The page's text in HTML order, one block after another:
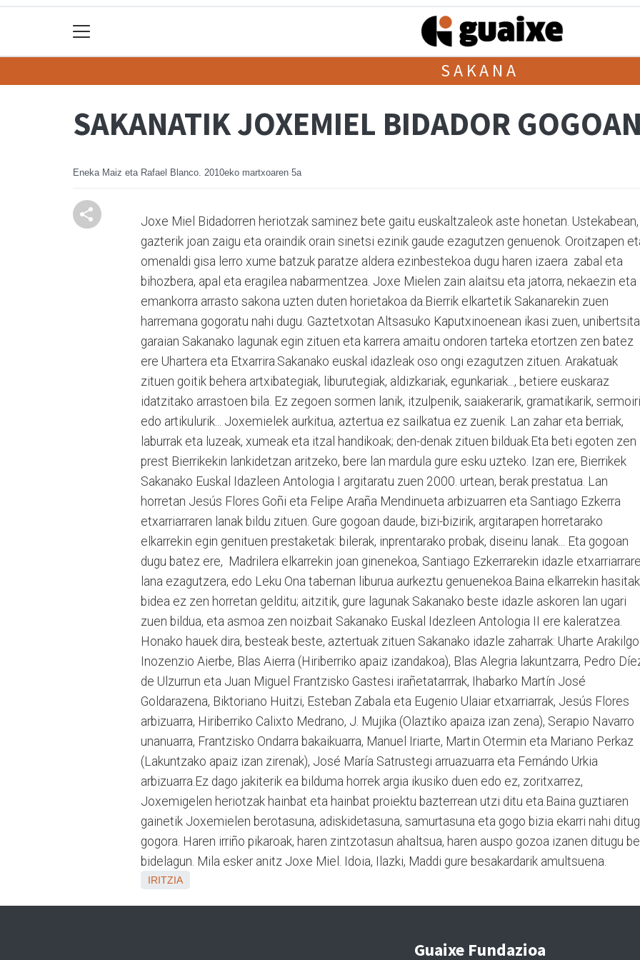
SAKANA
SAKANATIK JOXEMIEL BIDADOR GOGOAN
Eneka Maiz eta Rafael Blanco. 2010eko martxoaren 5a
Joxe Miel Bidadorren heriotzak saminez bete gaitu euskaltzaleok aste honetan. Ustekabean,
gazterik joan zaigu eta oraindik orain sinetsi ezinik gaude ezagutzen genuenok. Oroitzapen
omenaldi gisa lerro xume batzuk paratze aldera ezinbestekoa dugu haren izaera zabal eta
bihozbera, apal eta eragilea nabarmentzea. Joxe Mielen zain alaitsu eta jatorra, nekaezin eta
emankorra arrasto sakona uzten duten horietakoa da.Bierrik elkartetik Sakanarekin zuen
harremana gogoratu nahi dugu. Gaztetxotan Altsasuko Kaputxinoenean ikasi zuen,
garaian Sakanako lagunak egin zituen eta karrera amaitu ondoren tarteka etortzen zen batez
ere Uhartera eta Etxarrira.Sakanako euskal idazleak oso ongi ezagutzen zituen. Arakatuak
zituen goitik behera artxibategiak, liburutegiak, aldizkariak, egunkariak..., betiere euskaraz
idatzitako arrastoen bila. Ez zegoen sormen lanik, itzulpenik, saiakerarik, gramatikarik,
edo artikulurik... Joxemielek aurkitua, aztertua ez sailkatua ez zuenik. Lan zahar eta berriak,
laburrak eta luzeak, xumeak eta itzal handikoak; den-denak zituen bilduak.Eta beti egoten zen
prest Bierrikekin lankidetzan aritzeko, bere lan mardula gure esku uzteko. Izan ere, Bierrikek
Sakanako Euskal Idazleen Antologia I argitaratu zuen 2000. urtean, berak prestatua. Lan
horretan Jesús Flores Goñi eta Felipe Araña Mendinueta arbizuarren eta Santiago Ezkerra
etxarriarraren lanak bildu zituen. Gure gogoan daude, bizi-bizirik, argitarapen horretarako
elkarrekin egin genituen prestaketak: bilerak, inprentarako probak, diseinu lanak... Eta gogoan
dugu batez ere, Madrilera elkarrekin joan ginenekoa, Santiago Ezkerrarekin idazle
lana ezagutzera, edo Leku Ona tabernan liburua aurkeztu genuenekoa.Baina elkarrekin
bidea ez zen horretan gelditu; aitzitik, gure lagunak Sakanako beste idazle askoren lan ugari
zuen bildua, eta asmoa zen noizbait Sakanako Euskal Idezleen Antologia II ere kaleratzea.
Honako hauek dira, besteak beste, aztertuak zituen Sakanako idazle zaharrak: Uharte Arakilgo
Inozenzio Aierbe, Blas Aierra (Hiriberriko apaiz izandakoa), Blas Alegria lakuntzarra, Pedro
de Ulzurrun eta Juan Miguel Frantzisko Gastesi irañetatarrrak, Ihabarko Martín José
Goldarazena, Biktoriano Huitzi, Esteban Zabala eta Eugenio Ulaiar etxarriarrak, Jesús Flores
arbizuarra, Hiriberriko Calixto Medrano, J. Mujika (Olaztiko apaiza izan zena), Serapio Navarro
unanuarra, Frantzisko Ondarra bakaikuarra, Manuel Iriarte, Martin Otermin eta Mariano Perkaz
(Lakuntzako apaiz izan zirenak), José María Satrustegi arruazuarra eta Fernándo Urkia
arbizuarra.Ez dago jakiterik ea bilduma horrek argia ikusiko duen edo ez, zoritxarrez,
Joxemigelen heriotzak hainbat eta hainbat proiektu bazterrean utzi ditu eta.Baina guztiaren
gainetik Joxemielen berotasuna, adiskidetasuna, samurtasuna eta gogo bizia ekarri nahi
gogora. Haren irriño pikaroak, haren zintzotasun ahaltsua, haren auspo gozoa izanen ditugu
bidelagun. Mila esker anitz Joxe Miel. Idoia, Ilazki, Maddi gure besakardarik amultsuena.
IRITZIA
Guaixe Fundazioa